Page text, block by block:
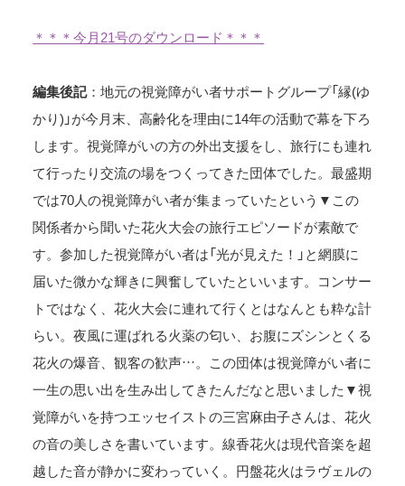
＊＊＊今月21号のダウンロード＊＊＊
編集後記：地元の視覚障がい者サポートグループ「縁(ゆ
かり)」が今月末、高齢化を理由に14年の活動で幕を下ろ
します。視覚障がいの方の外出支援をし、旅行にも連れ
て行ったり交流の場をつくってきた団体でした。最盛期
では70人の視覚障がい者が集まっていたという▼この
関係者から聞いた花火大会の旅行エピソードが素敵で
す。参加した視覚障がい者は「光が見えた！」と網膜に
届いた微かな輝きに興奮していたといいます。コンサー
トではなく、花火大会に連れて行くとはなんとも粋な計
らい。夜風に運ばれる火薬の匂い、お腹にズシンとくる
花火の爆音、観客の歓声…。この団体は視覚障がい者に
一生の思い出を生み出してきたんだなと思いました▼視
覚障がいを持つエッセイストの三宮麻由子さんは、花火
の音の美しさを書いています。線香花火は現代音楽を超
越した音が静かに変わっていく。円盤花火はラヴェルの